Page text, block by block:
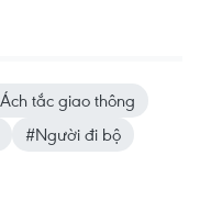
tắc giao thông
#Người đi bộ